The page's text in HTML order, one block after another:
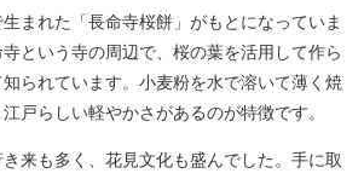
まれた「長命寺桜餅」がもとになっていま
という寺の周辺で、桜の葉を活用して作ら
られています。小麦粉を水で溶いて薄く焼
戸らしい軽やかさがあるのが特徴です。
来も多く、花見文化も盛んでした。手に取